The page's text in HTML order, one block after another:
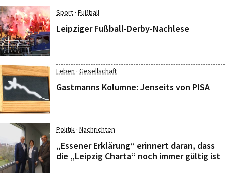
Sport· Fußball
Leipziger Fußball-Derby-Nachlese
Leben · Gesellschaft
Gastmanns Kolumne: Jenseits von PISA
Politik· Nachrichten
„Essener Erklärung“ erinnert daran, dass
die „Leipzig Charta“ noch immer gültig ist